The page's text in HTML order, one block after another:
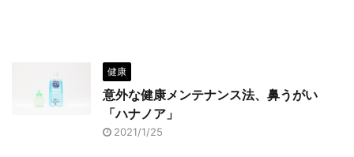
健康
意外な健康メンテナンス法、鼻うがい
「ハナノア」
2021/1/25